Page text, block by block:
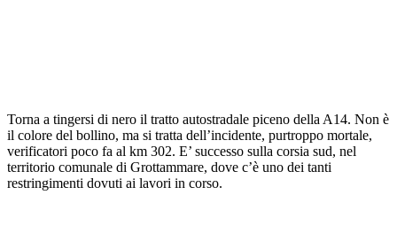
Torna a tingersi di nero il tratto autostradale piceno della A14. Non è
il colore del bollino, ma si tratta dell’incidente, purtroppo mortale,
verificatori poco fa al km 302. E’ successo sulla corsia sud, nel
territorio comunale di Grottammare, dove c’è uno dei tanti
restringimenti dovuti ai lavori in corso.